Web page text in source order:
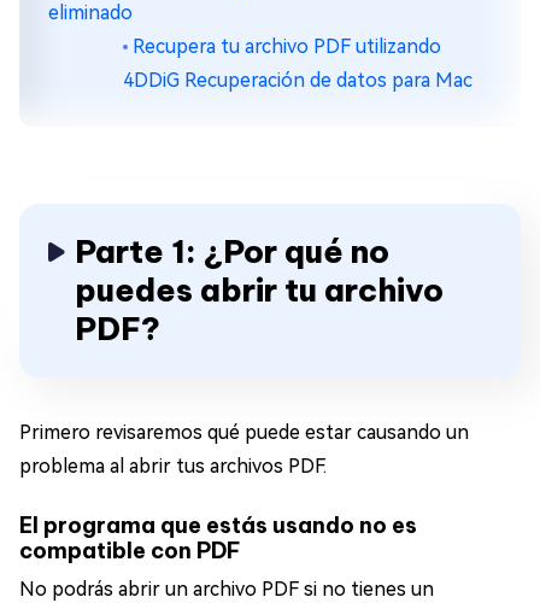
eliminado
Recupera tu archivo PDF utilizando
4DDiG Recuperación de datos para Mac
Parte 1: ¿Por qué no
puedes abrir tu archivo
PDF?
Primero revisaremos qué puede estar causando un
problema al abrir tus archivos PDF.
El programa que estás usando no es
compatible con PDF
No podrás abrir un archivo PDF si no tienes un